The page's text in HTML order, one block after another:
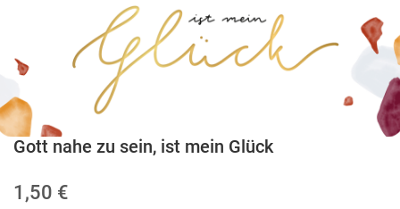
Gott nahe zu sein, ist mein Glück
1,50 €